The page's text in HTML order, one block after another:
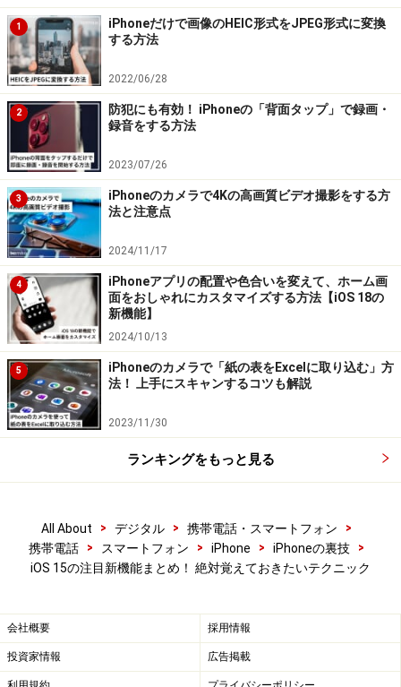
新しいSafariでは、複数のタブを「グループ」にまとめ
られるようになりました。ジャンルごとにタググループ
をまとめて管理すれば、いま開いているページの把握も
しやすくなりそうです。
複数のタブを「グループ」にまとめられる
しかし、タブは自動で割り振られるわけではなく、手動
で管理する必要があります。筆者は、手でいちいち振り
分けるのは面倒くさいので、あまり使わないかなぁとい
う印象です。
Safari：拡張機能による機能追加が可能に
Safariに新しい機能を追加できる「拡張機能」が追加さ
れました。自分の好きな機能を追加することで、より自
分好みに使いやすいブラウザへとカスタマイズできるよ
うになります。
拡張機能はAppStoreからダウンロード可能。一般的なア
プリと同様に、iPhoneにインストールして使います。
拡張機能はAppStoreからダウンロード可能
・拡張機能の使い方
1
iPhoneだけで画像のHEIC形式をJPEG形式に変換
する方法
2022/06/28
2
防犯にも有効！ iPhoneの「背面タップ」で録画・
録音をする方法
2023/07/26
3
iPhoneのカメラで4Kの高画質ビデオ撮影をする方
法と注意点
2024/11/17
4
iPhoneアプリの配置や色合いを変えて、ホーム画
面をおしゃれにカスタマイズする方法【iOS 18の
新機能】
2024/10/13
5
iPhoneのカメラで「紙の表をExcelに取り込む」方
法！ 上手にスキャンするコツも解説
2023/11/30
ランキングをもっと見る
All About > デジタル > 携帯電話・スマートフォン
>
携帯電話
> スマートフォン > iPhone > iPhoneの裏技
>
iOS 15の注目新機能まとめ！ 絶対覚えておきたいテクニック
会社概要 採用情報
投資家情報 広告掲載